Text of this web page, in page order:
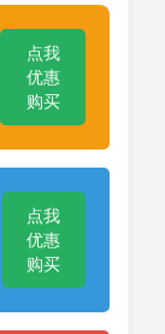
点我
优惠
购买
点我
优惠
购买